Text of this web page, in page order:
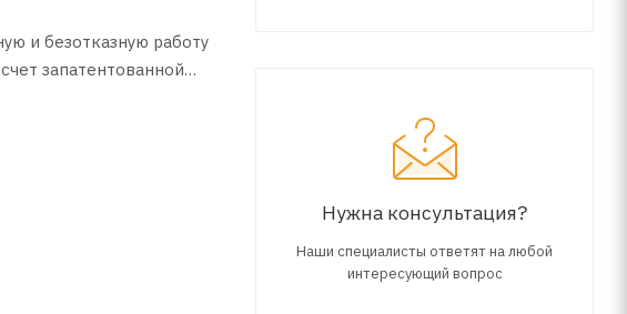
и безотказную работу
запатентованной
Нужна консультация?
Наши специалисты ответят на любой
интересующий вопрос